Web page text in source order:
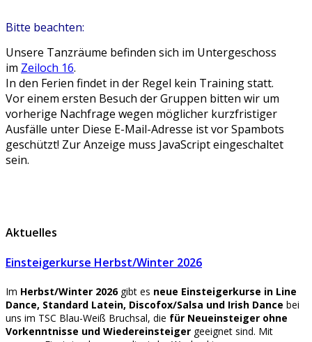
Bitte beachten:
Unsere Tanzräume befinden sich im Untergeschoss
im Zeiloch 16.
In den Ferien findet in der Regel kein Training statt.
Vor einem ersten Besuch der Gruppen bitten wir um
vorherige Nachfrage wegen möglicher kurzfristiger
Ausfälle unter Diese E-Mail-Adresse ist vor Spambots
geschützt! Zur Anzeige muss JavaScript eingeschaltet
sein.
Aktuelles
Einsteigerkurse Herbst/Winter 2026
Im Herbst/Winter 2026gibt es neue Einsteigerkurse in Line
Dance, Standard Latein, Discofox/Salsa und Irish Dance bei
uns im TSC Blau-Weiß Bruchsal, die für Neueinsteiger ohne
Vorkenntnisse und Wiedereinsteiger geeignet sind. Mit